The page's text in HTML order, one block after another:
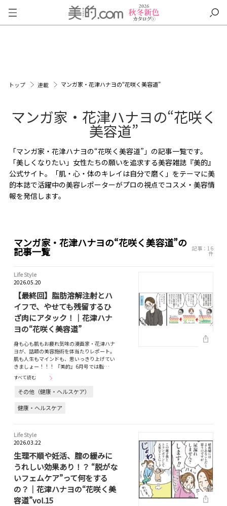
トップ 連載 マンガ家・花津ハナヨの“花咲く美容道”
マンガ家・花津ハナヨの“花咲く
美容道”
「マンガ家・花津ハナヨの“花咲く美容道”」の記事一覧です。
「美しくなりたい」女性たちの願いを追求する美容雑誌『美的』
公式サイト。「肌・心・体のキレイは自分で磨く」をテーマに美
的本誌で活躍中の美容レポーターがプロの視点でコスメ・美容情
報を発信します。
マンガ家・花津ハナヨの“花咲く美容道”の
記事一覧 記事：16
件
Life Style
2026.05.20
【最終回】脂肪溶解注射とハ
イフで、やせても残留するひ
ざ肉にアタック！｜花津ハナ
ヨの“花咲く美容道”
身も心も肌もお疲れ気味の漫画家・花津ハナ
ヨが、話題の美容施術を体当たりレポート。
肌も人生もマインドも、思いっきり上げてい
きましょー！！！ 『美的』6月号では脂…
すべて読む
その他（健康・ヘルスケア）
健康・ヘルスケア
Life Style
2026.03.22
生理不順や妊活、腟の緩みに
うれしい効果あり！？ “脱がな
いフェムケア”って何をする
の？｜花津ハナヨの“花咲く美
容道”vol.15